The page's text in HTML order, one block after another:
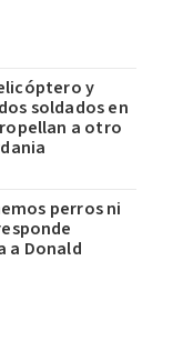
y
soldados en
a otro
perros ni
a Donald